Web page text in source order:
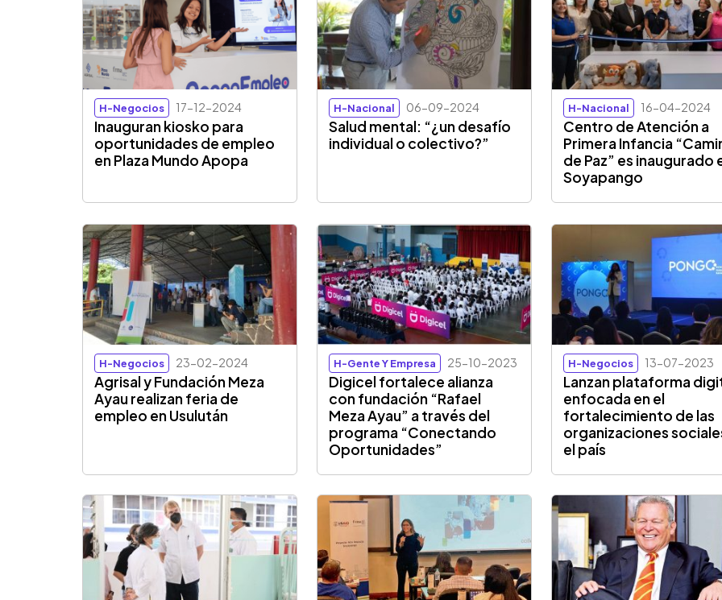
H-Negocios 17-12-2024
Inauguran kiosko para
oportunidades de empleo
en Plaza Mundo Apopa
H-Nacional 06-09-2024
Salud mental: “¿un desafío
individual o colectivo?”
H-Nacional 16-04-2024
Centro de Atención a
Primera Infancia
de Paz” es inaugurado
Soyapango
H-Negocios 23-02-2024
Agrisal y Fundación Meza
Ayau realizan feria de
empleo en Usulután
H-Gente Y Empresa 25-10-2023
Digicel fortalece alianza
con fundación “Rafael
Meza Ayau” a través del
programa “Conectando
Oportunidades”
H-Negocios 13-07-2023
Lanzan plataforma
enfocada en el
fortalecimiento de las
organizaciones
el país